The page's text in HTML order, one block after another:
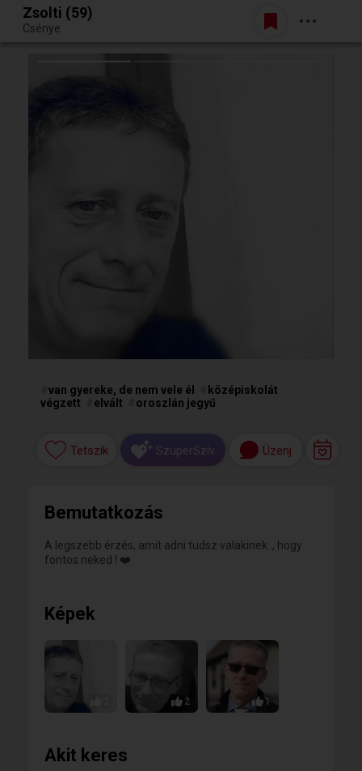
Egy jó randiból bármi lehet.
Belépés
Zsolti (59)
Csénye
van gyereke, de nem vele él
középiskolát
végzett
elvált oroszlán jegyű
Tetszik SzuperSzív Üzenj
Bemutatkozás
A legszebb érzés, amit adni tudsz valakinek.., hogy
fontos neked ! ❤️
Képek
2 1
Akit keres